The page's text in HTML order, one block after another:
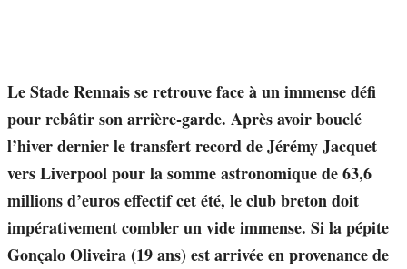
Le Stade Rennais se retrouve face à un immense défi
pour rebâtir son arrière-garde. Après avoir bouclé
l’hiver dernier le transfert record de Jérémy Jacquet
vers Liverpool pour la somme astronomique de 63,6
millions d’euros effectif cet été, le club breton doit
impérativement combler un vide immense. Si la pépite
Gonçalo Oliveira (19 ans) est arrivée en provenance de